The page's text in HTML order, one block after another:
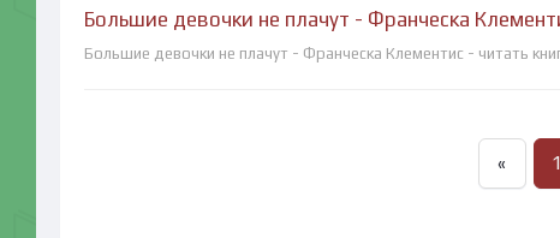
Большие девочки не плачут - Франческа
Большие девочки не плачут - Франческа Клементис - читать
« 1